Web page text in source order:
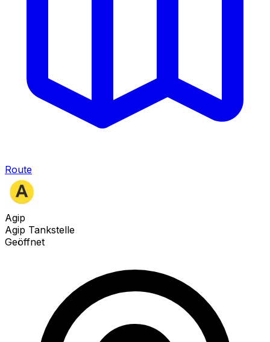
Route
Agip
Agip Tankstelle
Geöffnet